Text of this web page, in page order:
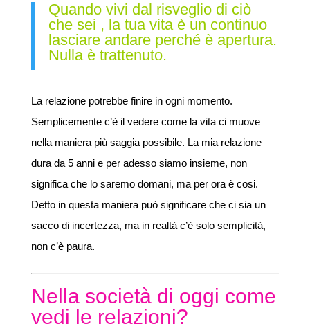
Quando vivi dal risveglio di ciò
che sei , la tua vita è un continuo
lasciare andare perché è apertura.
Nulla è trattenuto.
La relazione potrebbe finire in ogni momento.
Semplicemente c’è il vedere come la vita ci muove
nella maniera più saggia possibile. La mia relazione
dura da 5 anni e per adesso siamo insieme, non
significa che lo saremo domani, ma per ora è cosi.
Detto in questa maniera può significare che ci sia un
sacco di incertezza, ma in realtà c’è solo semplicità,
non c’è paura.
Nella società di oggi come
vedi le relazioni?